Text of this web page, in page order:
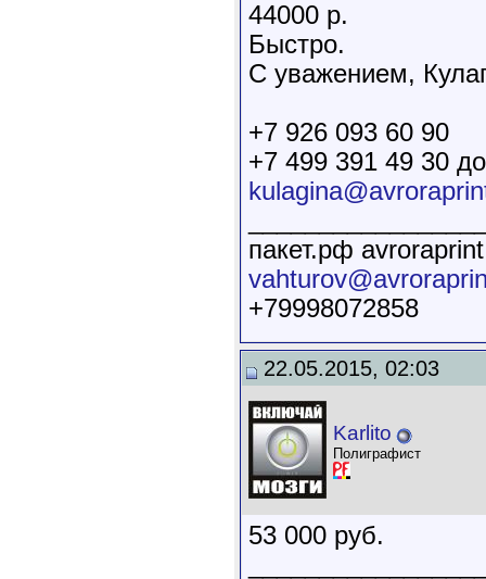
44000 р.
Быстро.
С уважением,
+7 926 093 60 90
+7 499 391 49 30
пакет.рф
+79998072858
22.05.2015, 02:03
Karlito
Полиграфист
53 000 руб.